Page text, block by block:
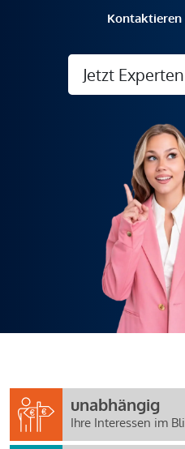
Kontaktieren
Jetzt
unabhängig
Ihre Interessen im